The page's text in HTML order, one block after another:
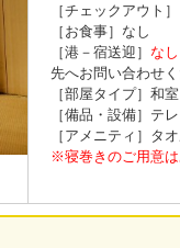
［チェックアウト
［お食事］なし
［港－宿送迎］ なし
先へお問い合わせく
［部屋タイプ］和
［備品・設備］テ
［アメニティ］タ
※寝巻きのご用意は